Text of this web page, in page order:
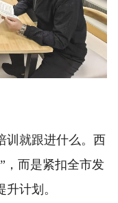
就跟进什么。西
，而是紧扣全市发
计划。